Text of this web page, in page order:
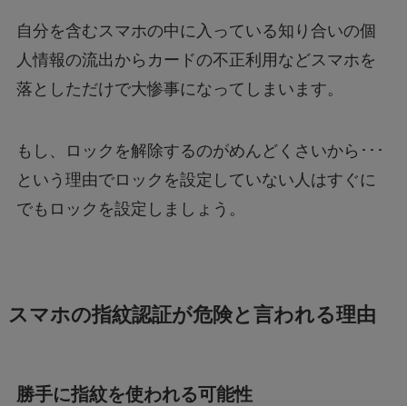
自分を含むスマホの中に入っている知り合いの個
人情報の流出からカードの不正利用などスマホを
落としただけで大惨事になってしまいます。
もし、ロックを解除するのがめんどくさいから･･･
という理由でロックを設定していない人はすぐに
でもロックを設定しましょう。
スマホの指紋認証が危険と言われる理由
勝手に指紋を使われる可能性